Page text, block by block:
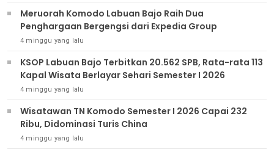
Meruorah Komodo Labuan Bajo Raih Dua
Penghargaan Bergengsi dari Expedia Group
4 minggu yang lalu
KSOP Labuan Bajo Terbitkan 20.562 SPB, Rata-rata 113
Kapal Wisata Berlayar Sehari Semester I 2026
4 minggu yang lalu
Wisatawan TN Komodo Semester I 2026 Capai 232
Ribu, Didominasi Turis China
4 minggu yang lalu